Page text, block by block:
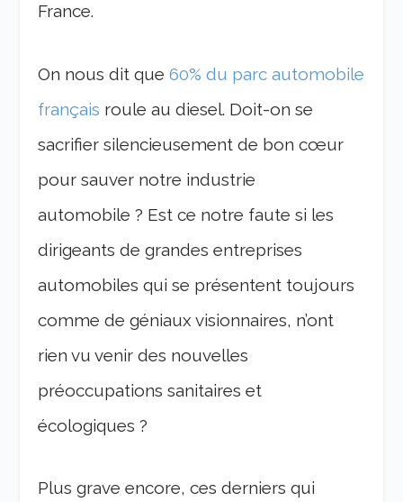
France.
On nous dit que60% du parc automobile
français roule au diesel. Doit-on se
sacrifier silencieusement de bon cœur
pour sauver notre industrie
automobile ? Est ce notre faute si les
dirigeants de grandes entreprises
automobiles qui se présentent toujours
comme de géniaux visionnaires, n’ont
rien vu venir des nouvelles
préoccupations sanitaires et
écologiques ?
Plus grave encore, ces derniers qui